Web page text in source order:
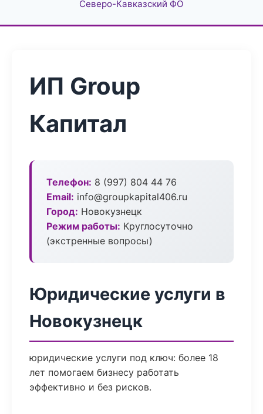
Северо-Кавказский ФО
ИП Group
Капитал
Телефон: 8 (997) 804 44 76
Email: info@groupkapital406.ru
Город: Новокузнецк
Режим работы: Круглосуточно
(экстренные вопросы)
Юридические услуги в
Новокузнецк
юридические услуги под ключ: более 18
лет помогаем бизнесу работать
эффективно и без рисков.